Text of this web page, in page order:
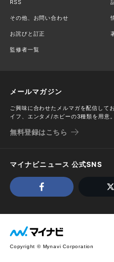
RSS
その他、お問い合わせ
お詫びと訂正
監修者一覧
メールマガジン
ご興味に合わせたメルマガを配信して
イフ、エンタメ/ホビーの3種類を用意。
無料登録はこちら
マイナビニュース 公式SNS
Copyright © Mynavi Corporation